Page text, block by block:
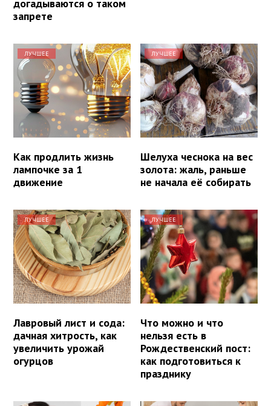
догадываются о таком
запрете
ЛУЧШЕЕ
Как продлить жизнь
лампочке за 1
движение
ЛУЧШЕЕ
Шелуха чеснока на вес
золота: жаль, раньше
не начала её собирать
ЛУЧШЕЕ
Лавровый лист и сода:
дачная хитрость, как
увеличить урожай
огурцов
ЛУЧШЕЕ
Что можно и что
нельзя есть в
Рождественский пост:
как подготовиться к
празднику